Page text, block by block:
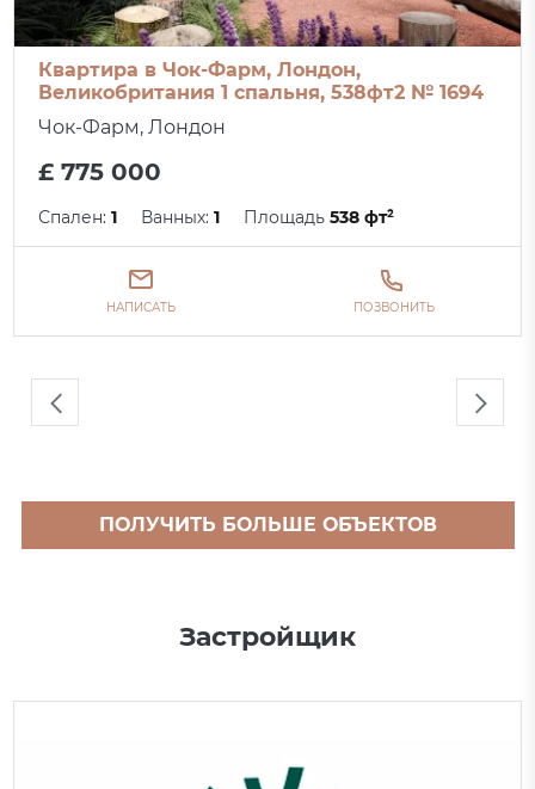
Квартира в Чок-Фарм, Лондон,
Великобритания 1 спальня, 538фт2 № 1694
Чок-Фарм, Лондон
£ 775 000
Спален:1 Ванных:1 Площадь538 фт²
НАПИСАТЬ ПОЗВОНИТЬ
ПОЛУЧИТЬ БОЛЬШЕ ОБЪЕКТОВ
Застройщик